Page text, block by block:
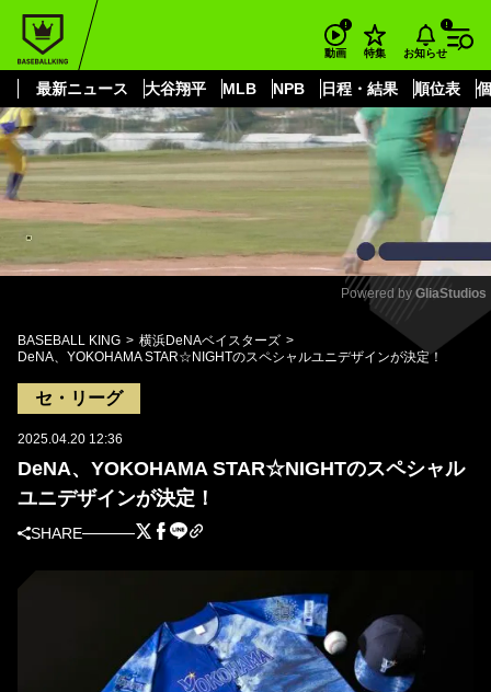
動画 特集 お知らせ
最新ニュース 大谷翔平 MLB NPB 日程・結果 順位表
もっと見る
Mute
Powered by GliaStudios
BASEBALL KING
横浜DeNAベイスターズ
DeNA、YOKOHAMA STAR☆NIGHTのスペシャルユニデザインが決定！
セ・リーグ
2025.04.20 12:36
DeNA、YOKOHAMA STAR☆NIGHTのスペシャル
ユニデザインが決定！
SHARE